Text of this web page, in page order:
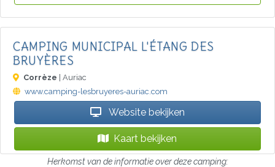
CAMPING MUNICIPAL L'ÉTANG DES
BRUYÈRES
Corrèze | Auriac
www.camping-lesbruyeres-auriac.com
Website bekijken
Kaart bekijken
Herkomst van de informatie over deze camping: